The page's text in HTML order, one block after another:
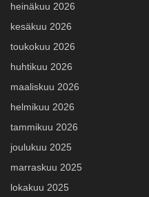
heinäkuu 2026
kesäkuu 2026
toukokuu 2026
huhtikuu 2026
maaliskuu 2026
helmikuu 2026
tammikuu 2026
joulukuu 2025
marraskuu 2025
lokakuu 2025